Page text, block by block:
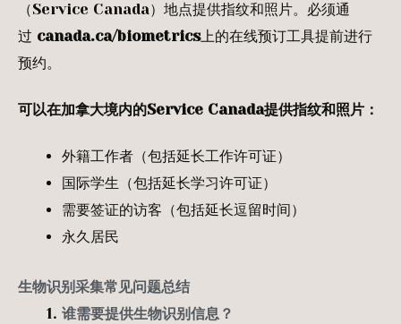
（Service Canada）地点提供指纹和照片。必须通
过 canada.ca/biometrics上的在线预订工具提前进行
预约。
可以在加拿大境内的Service Canada提供指纹和照片：
外籍工作者（包括延长工作许可证）
国际学生（包括延长学习许可证）
需要签证的访客（包括延长逗留时间）
永久居民
生物识别采集常见问题总结
谁需要提供生物识别信息？